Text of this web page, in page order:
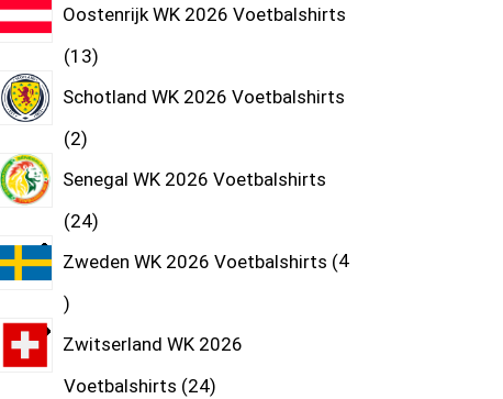
Oostenrijk WK 2026 Voetbalshirts
13
Schotland WK 2026 Voetbalshirts
2
Senegal WK 2026 Voetbalshirts
24
Zweden WK 2026 Voetbalshirts 4
Zwitserland WK 2026
Voetbalshirts 24